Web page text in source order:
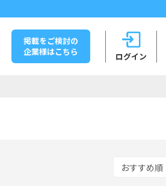
ログイン
掲載をご検討の
企業様はこちら